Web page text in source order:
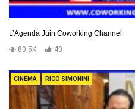
L’Agenda Juin Coworking Channel
80.5K
43
CINEMA RICO SIMONINI